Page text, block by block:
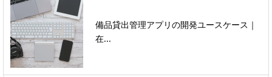
備品貸出管理アプリの開発ユースケース｜
在...